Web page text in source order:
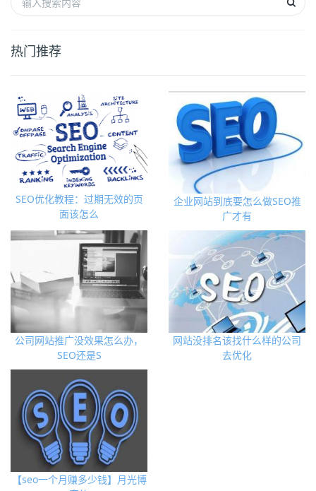
热门推荐
SEO优化教程：过期无效的页
面该怎么
企业网站到底要怎么做SEO推
广才有
公司网站推广没效果怎么办，
SEO还是S
网站没排名该找什么样的公司
去优化
【seo一个月赚多少钱】月光博